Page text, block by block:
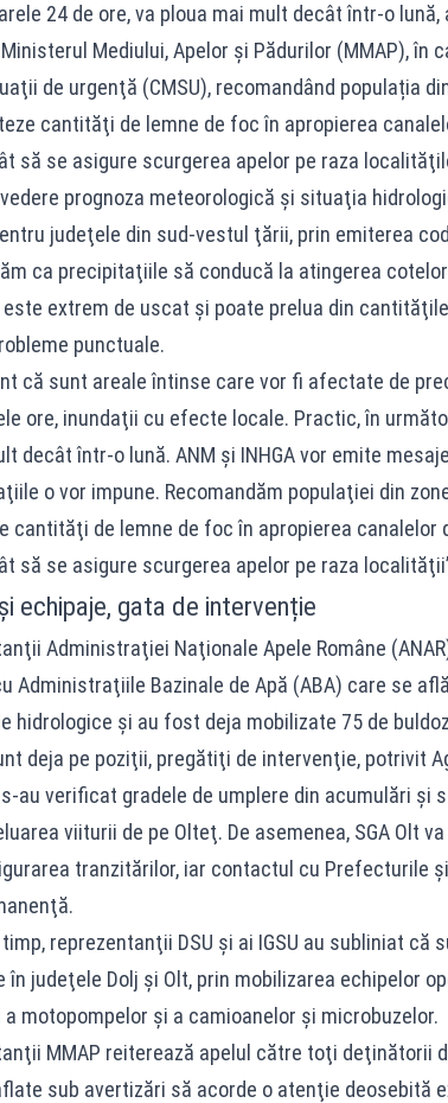
24 de ore, va ploua mai mult decât într-o lună,
Mediului, Apelor şi Pădurilor (MMAP), în
de urgenţă (CMSU), recomandând populația
cantităţi de lemne de foc în apropierea
să se asigure scurgerea apelor pe raza
vedere prognoza meteorologică şi situaţia
judeţele din sud-vestul ţării, prin emiterea
ca precipitaţiile să conducă la atingerea
este extrem de uscat şi poate prelua din
punctuale.
că sunt areale întinse care vor fi afectate de
ore, inundaţii cu efecte locale. Practic, în
decât într-o lună. ANM şi INHGA vor emite
o vor impune. Recomandăm populaţiei din
cantităţi de lemne de foc în apropierea canalelor
să se asigure scurgerea apelor pe raza
echipaje, gata de intervenție
Administraţiei Naţionale Apele Române
Administraţiile Bazinale de Apă (ABA) care se
hidrologice şi au fost deja mobilizate 75 de
deja pe poziţii, pregătiţi de intervenţie, potrivit
au verificat gradele de umplere din acumulări şi
viiturii de pe Olteţ. De asemenea, SGA Olt
tranzitărilor, iar contactul cu Prefecturile
reprezentanţii DSU şi ai IGSU au subliniat că
în judeţele Dolj şi Olt, prin mobilizarea echipelor
motopompelor şi a camioanelor şi microbuzelor.
MMAP reiterează apelul către toţi deţinătorii
sub avertizări să acorde o atenţie deosebită